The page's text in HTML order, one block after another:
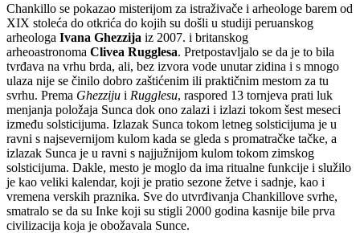
Chankillo se pokazao misterijom za istraživače i arheologe barem od
XIX stoleća do otkrića do kojih su došli u studiji peruanskog
arheologa Ivana Ghezzija iz 2007. i britanskog
arheoastronoma Clivea Rugglesa. Pretpostavljalo se da je to bila
tvrđava na vrhu brda, ali, bez izvora vode unutar zidina i s mnogo
ulaza nije se činilo dobro zaštićenim ili praktičnim mestom za tu
svrhu. Prema Ghezziju i Rugglesu, raspored 13 tornjeva prati luk
menjanja položaja Sunca dok ono zalazi i izlazi tokom šest meseci
između solsticijuma. Izlazak Sunca tokom letneg solsticijuma je u
ravni s najsevernijom kulom kada se gleda s promatračke tačke, a
izlazak Sunca je u ravni s najjužnijom kulom tokom zimskog
solsticijuma. Dakle, mesto je moglo da ima ritualne funkcije i služilo
je kao veliki kalendar, koji je pratio sezone žetve i sadnje, kao i
vremena verskih praznika. Sve do utvrđivanja Chankillove svrhe,
smatralo se da su Inke koji su stigli 2000 godina kasnije bile prva
civilizacija koja je obožavala Sunce.